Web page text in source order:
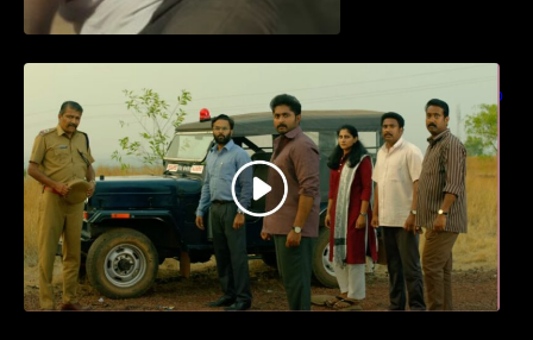
എത്തുന്ന “പാർട്നെർസ്” പ്രേക്ഷക ശ്രദ്ധ
നേടിയ ടീസർ കാണാം..